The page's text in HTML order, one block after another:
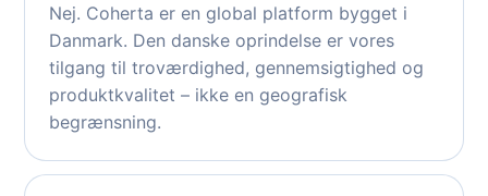
Nej. Coherta er en global platform bygget i
Danmark. Den danske oprindelse er vores
tilgang til troværdighed, gennemsigtighed og
produktkvalitet – ikke en geografisk
begrænsning.